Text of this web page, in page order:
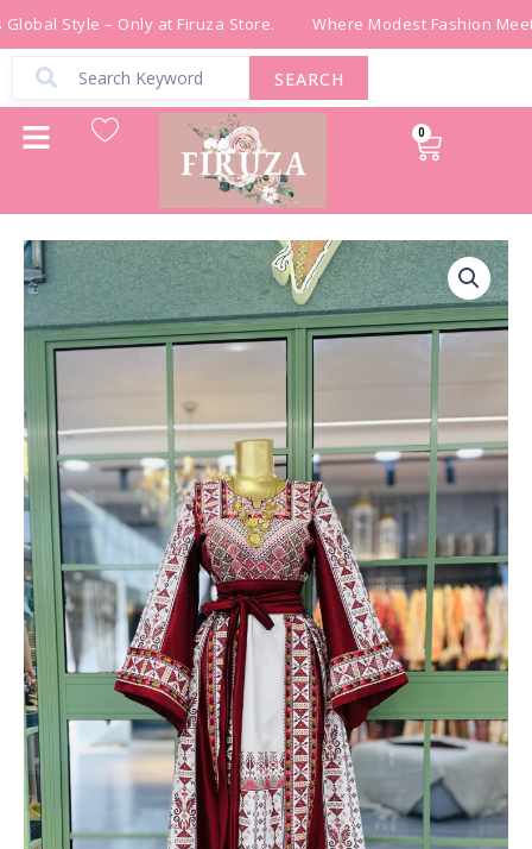
Skip
content
Style – Only at Firuza Store. Where Modest Fashion
SEARCH
0
Cart
ثوب
تراث
باللون
الأبيض
والخمري
quantity